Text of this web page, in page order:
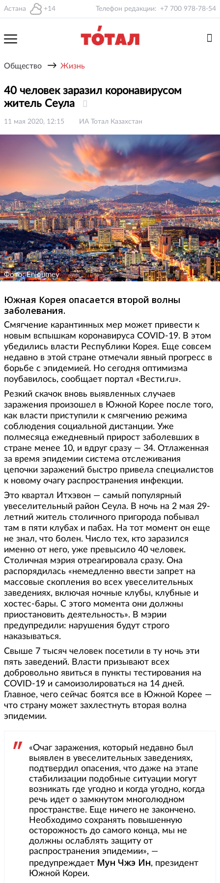
Астана +14 Телефон редакции: +7 700 978-78-54
Общество → Жизнь
40 человек заразил коронавирусом
житель Сеула
11 мая 2020, 12:15 ИА Тотал Казахстан
Фото: Enjourney
Южная Корея опасается второй волны
заболевания.
Смягчение карантинных мер может привести к
новым вспышкам коронавируса COVID-19. В этом
убедились власти Республики Корея. Еще совсем
недавно в этой стране отмечали явный прогресс в
борьбе с эпидемией. Но сегодня оптимизма
поубавилось, сообщает портал «Вести.ru».
Резкий скачок вновь выявленных случаев
заражения произошел в Южной Корее после того,
как власти приступили к смягчению режима
соблюдения социальной дистанции. Уже
полмесяца ежедневный прирост заболевших в
стране менее 10, и вдруг сразу — 34. Отлаженная
за время эпидемии система отслеживания
цепочки заражений быстро привела специалистов
к новому очагу распространения инфекции.
Это квартал Итхэвон — самый популярный
увеселительный район Сеула. В ночь на 2 мая 29-
летний житель столичного пригорода побывал
там в пяти клубах и пабах. На тот момент он еще
не знал, что болен. Число тех, кто заразился
именно от него, уже превысило 40 человек.
Столичная мэрия отреагировала сразу. Она
распорядилась «немедленно ввести запрет на
массовые скопления во всех увеселительных
заведениях, включая ночные клубы, клубные и
хостес-бары. С этого момента они должны
приостановить деятельность». В мэрии
предупредили: нарушения будут строго
наказываться.
Свыше 7 тысяч человек посетили в ту ночь эти
пять заведений. Власти призывают всех
добровольно явиться в пункты тестирования на
COVID-19 и самоизолироваться на 14 дней.
Главное, чего сейчас боятся все в Южной Корее —
что страну может захлестнуть вторая волна
эпидемии.
«Очаг заражения, который недавно был
выявлен в увеселительных заведениях,
подтвердил опасения, что даже на этапе
стабилизации подобные ситуации могут
возникать где угодно и когда угодно, когда
речь идет о замкнутом многолюдном
пространстве. Еще ничего не закончено.
Необходимо сохранять повышенную
осторожность до самого конца, мы не
должны ослаблять защиту от
распространения эпидемии», —
предупреждает Мун Чжэ Ин, президент
Южной Кореи.